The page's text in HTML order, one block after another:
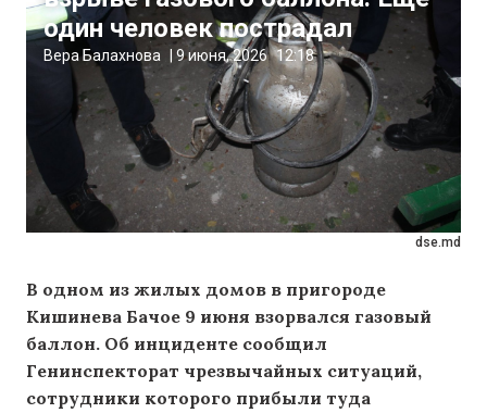
dse.md
один человек пострадал
Вера Балахнова 9 июня, 2026 12:18
В одном из жилых домов в пригороде
Кишинева Бачое 9 июня взорвался газовый
баллон. Об инциденте сообщил
Генинспекторат чрезвычайных ситуаций,
сотрудники которого прибыли туда